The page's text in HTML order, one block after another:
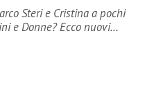
Steri e Cristina a pochi
e Donne? Ecco nuovi…